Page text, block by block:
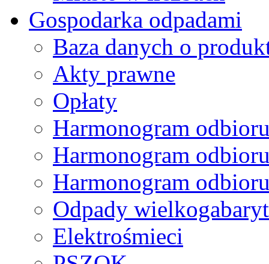
Gospodarka odpadami
Baza danych o
Akty prawne
Opłaty
Harmonogram
Harmonogram
Harmonogram
Odpady
Elektrośmieci